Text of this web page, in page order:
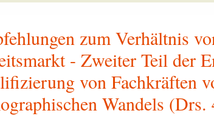
zum Verhältnis
- Zweiter Teil der
von Fachkräften
Wandels